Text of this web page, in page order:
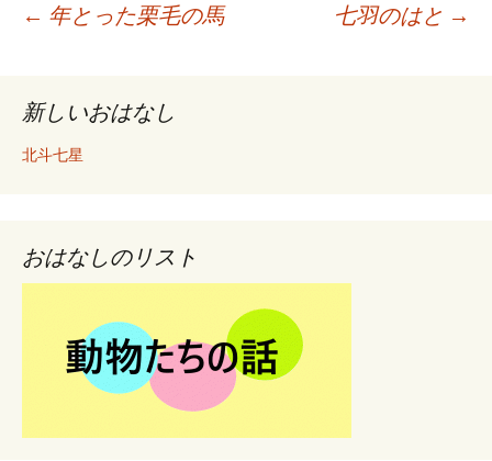
稿
ビ
← 年とった栗毛の馬 七羽のはと →
新しいおはなし
北斗七星
おはなしのリスト